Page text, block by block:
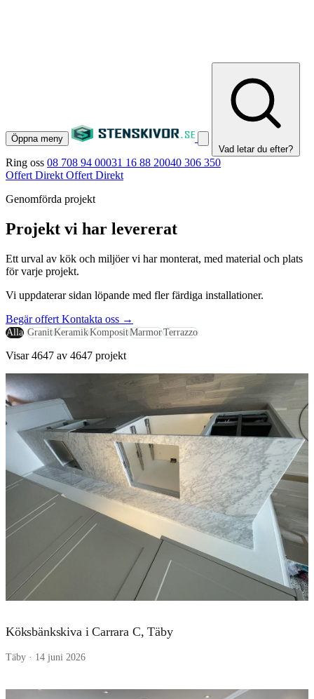
Öppna meny
Vad letar du efter?
Ring oss 08 708 94 00031 16 88 20040 306 350
Offert Direkt Offert Direkt
Genomförda projekt
Projekt vi har levererat
Ett urval av kök och miljöer vi har monterat, med material och plats
för varje projekt.
Vi uppdaterar sidan löpande med fler färdiga installationer.
Begär offert Kontakta oss →
Alla GranitKeramikKompositMarmorTerrazzo
Visar 4647 av 4647 projekt
Köksbänkskiva i Carrara C, Täby
Täby · 14 juni 2026